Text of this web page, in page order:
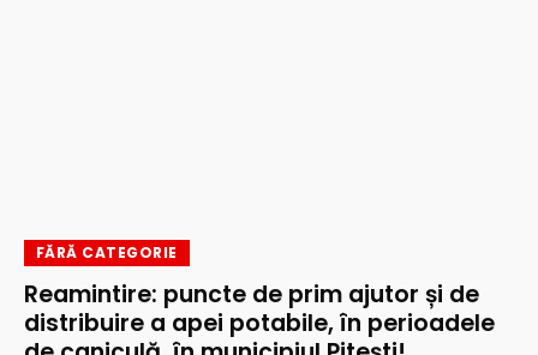
FĂRĂ CATEGORIE
Reamintire: puncte de prim ajutor și de
distribuire a apei potabile, în perioadele